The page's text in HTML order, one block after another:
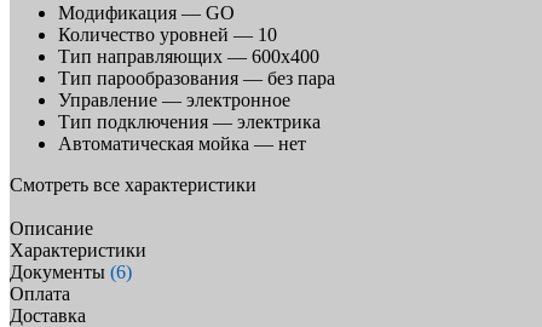
Модификация — GO
Количество уровней — 10
Тип направляющих — 600х400
Тип парообразования — без пара
Управление — электронное
Тип подключения — электрика
Автоматическая мойка — нет
Смотреть все характеристики
Описание
Характеристики
Документы (6)
Оплата
Доставка